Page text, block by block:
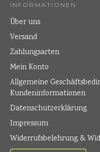
INFORMATIONEN
Über uns
Versand
Zahlungsarten
Mein Konto
Allgemeine
Kundeninformationen
Datenschutzerklärung
Impressum
Widerrufsbelehrung &